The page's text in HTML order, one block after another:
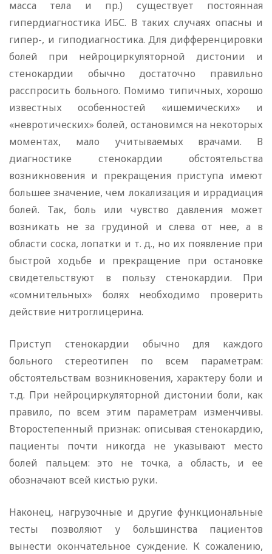
масса тела и пр.) существует постоянная
гипердиагностика ИБС. В таких случаях опасны и
гипер-, и гиподиагностика. Для дифференцировки
болей при нейроциркуляторной дистонии и
стенокардии обычно достаточно правильно
расспросить больного. Помимо типичных, хорошо
известных особенностей «ишемических» и
«невротических» болей, остановимся на некоторых
моментах, мало учитываемых врачами. В
диагностике стенокардии обстоятельства
возникновения и прекращения приступа имеют
большее значение, чем локализация и иррадиация
болей. Так, боль или чувство давления может
возникать не за грудиной и слева от нее, а в
области соска, лопатки и т. д., но их появление при
быстрой ходьбе и прекращение при остановке
свидетельствуют в пользу стенокардии. При
«сомнительных» болях необходимо проверить
действие нитроглицерина.
Приступ стенокардии обычно для каждого
больного стереотипен по всем параметрам:
обстоятельствам возникновения, характеру боли и
т.д. При нейроциркуляторной дистонии боли, как
правило, по всем этим параметрам изменчивы.
Второстепенный признак: описывая стенокардию,
пациенты почти никогда не указывают место
болей пальцем: это не точка, а область, и ее
обозначают всей кистью руки.
Наконец, нагрузочные и другие функциональные
тесты позволяют у большинства пациентов
вынести окончательное суждение. К сожалению,